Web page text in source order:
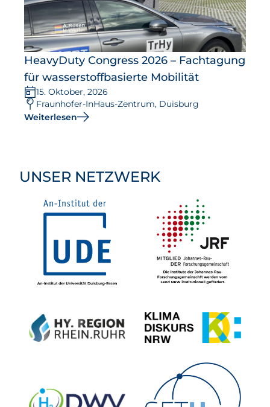
HeavyDuty Congress 2026 – Fachtagung
für wasserstoffbasierte Mobilität
15. Oktober, 2026
Fraunhofer-InHaus-Zentrum, Duisburg
Weiterlesen
UNSER NETZWERK